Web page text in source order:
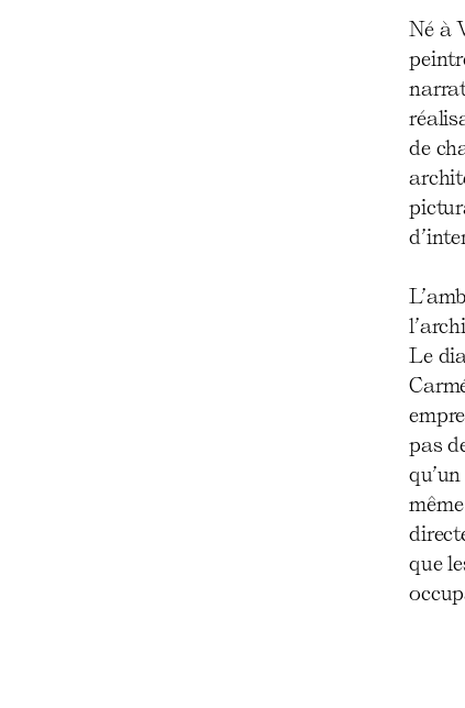
Né à
de
Le
pas
que